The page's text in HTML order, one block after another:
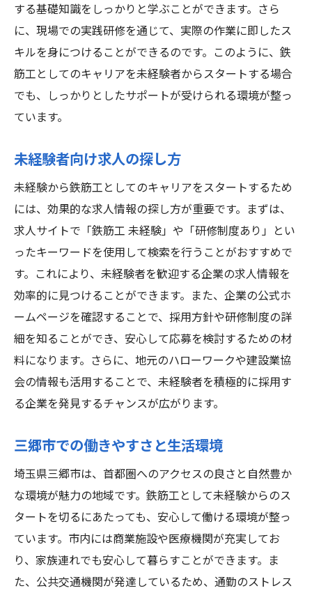
する基礎知識をしっかりと学ぶことができます。さら
に、現場での実践研修を通じて、実際の作業に即したス
キルを身につけることができるのです。このように、鉄
筋工としてのキャリアを未経験者からスタートする場合
でも、しっかりとしたサポートが受けられる環境が整っ
ています。
未経験者向け求人の探し方
未経験から鉄筋工としてのキャリアをスタートするため
には、効果的な求人情報の探し方が重要です。まずは、
求人サイトで「鉄筋工 未経験」や「研修制度あり」とい
ったキーワードを使用して検索を行うことがおすすめで
す。これにより、未経験者を歓迎する企業の求人情報を
効率的に見つけることができます。また、企業の公式ホ
ームページを確認することで、採用方針や研修制度の詳
細を知ることができ、安心して応募を検討するための材
料になります。さらに、地元のハローワークや建設業協
会の情報も活用することで、未経験者を積極的に採用す
る企業を発見するチャンスが広がります。
三郷市での働きやすさと生活環境
埼玉県三郷市は、首都圏へのアクセスの良さと自然豊か
な環境が魅力の地域です。鉄筋工として未経験からのス
タートを切るにあたっても、安心して働ける環境が整っ
ています。市内には商業施設や医療機関が充実してお
り、家族連れでも安心して暮らすことができます。ま
た、公共交通機関が発達しているため、通勤のストレス